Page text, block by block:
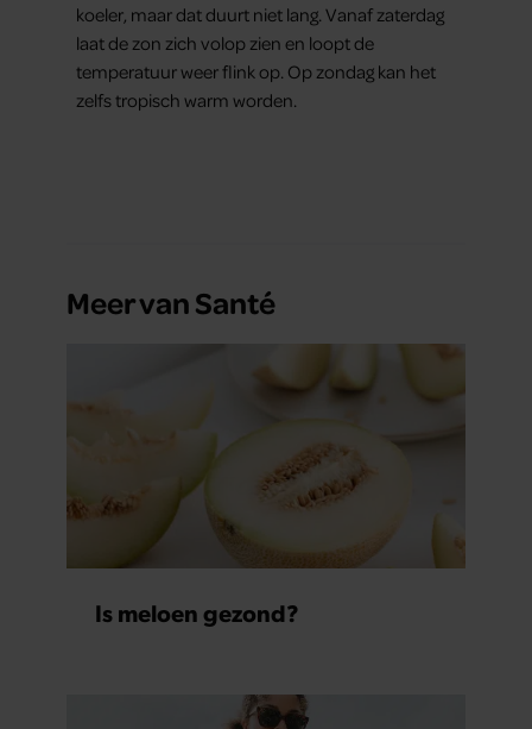
koeler, maar dat duurt niet lang. Vanaf zaterdag
laat de zon zich volop zien en loopt de
temperatuur weer flink op. Op zondag kan het
zelfs tropisch warm worden.
Meer van Santé
Is meloen gezond?